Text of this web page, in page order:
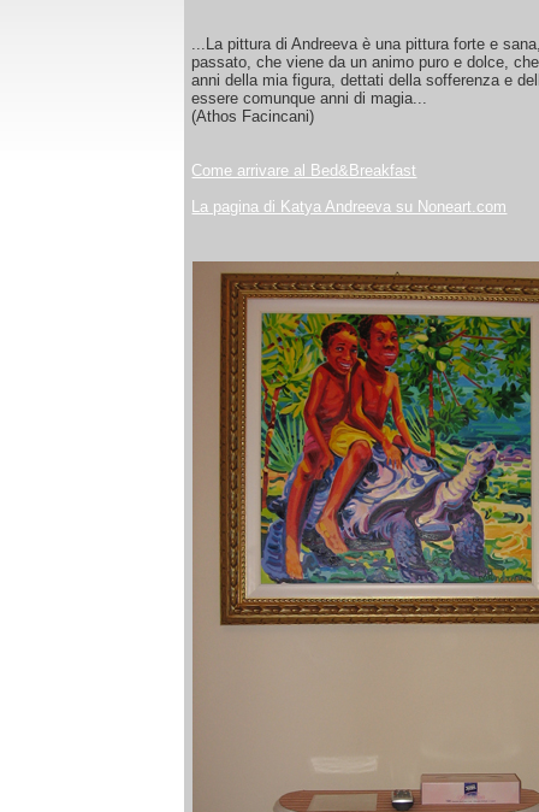
...La pittura di Andreeva è una pittura forte e
passato, che viene da un animo puro e dolce,
anni della mia figura, dettati della sofferenza e
essere comunque anni di magia...
(Athos Facincani)
Come arrivare al Bed&Breakfast
La pagina di Katya Andreeva su Noneart.com